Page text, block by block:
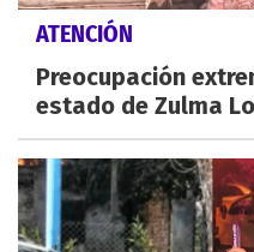
ATENCIÓN
Preocupación
estado de Zulma